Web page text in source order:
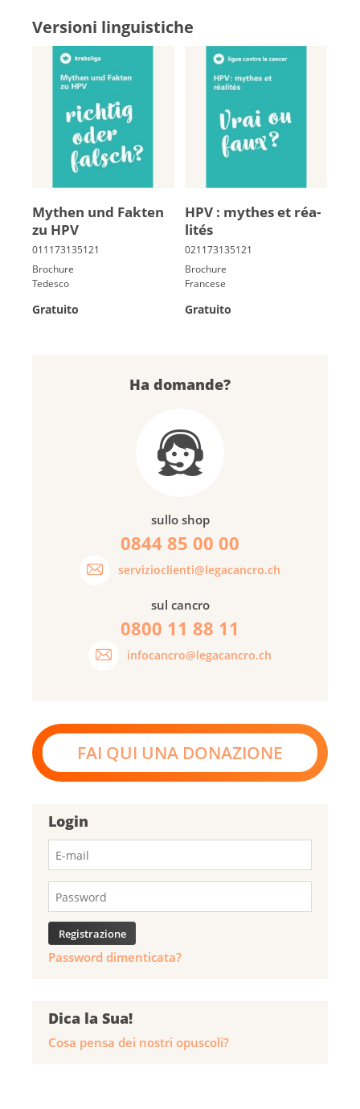
Versioni linguistiche
My­then und Fak­ten
zu HPV
Brochure
Tedesco
Gratuito
HPV : mythes et réa­
li­tés
Brochure
Francese
Gratuito
Ha domande?
sullo shop
0844 85 00 00
servizioclienti@legacancro.ch
sul cancro
0800 11 88 11
infocancro@legacancro.ch
FAI QUI UNA DONAZIONE
Login
Password dimenticata?
Dica la Sua!
Cosa pensa dei nostri opuscoli?